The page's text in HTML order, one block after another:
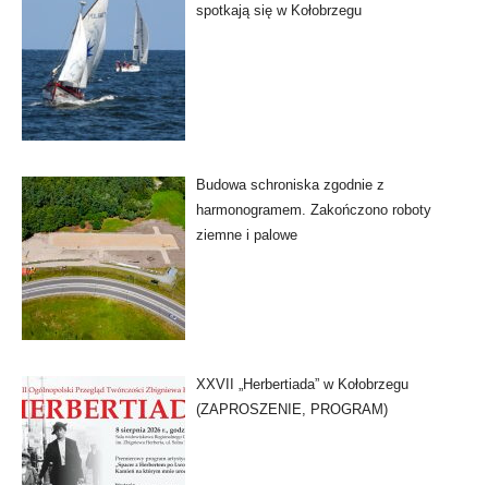
spotkają się w Kołobrzegu
Budowa schroniska zgodnie z
harmonogramem. Zakończono roboty
ziemne i palowe
XXVII „Herbertiada” w Kołobrzegu
(ZAPROSZENIE, PROGRAM)